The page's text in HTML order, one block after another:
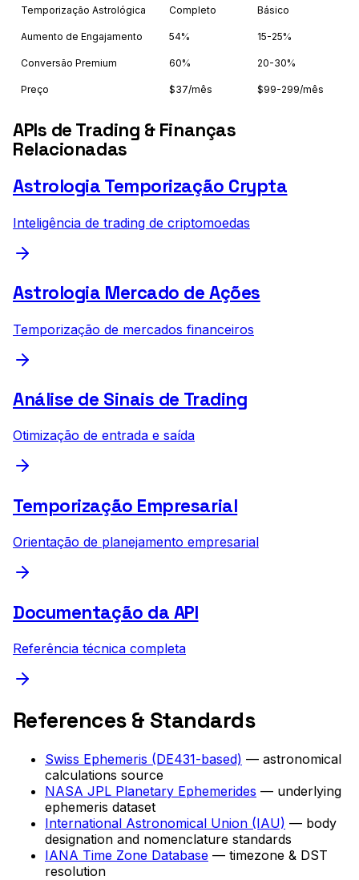
Temporização Astrológica Completo Básico
Aumento de Engajamento 54% 15-25%
Conversão Premium 60% 20-30%
Preço $37/mês $99-299/mês
APIs de Trading & Finanças
Relacionadas
Astrologia Temporização Crypta
Inteligência de trading de criptomoedas
Astrologia Mercado de Ações
Temporização de mercados financeiros
Análise de Sinais de Trading
Otimização de entrada e saída
Temporização Empresarial
Orientação de planejamento empresarial
Documentação da API
Referência técnica completa
References & Standards
Swiss Ephemeris (DE431-based) — astronomical
calculations source
NASA JPL Planetary Ephemerides — underlying
ephemeris dataset
International Astronomical Union (IAU) — body
designation and nomenclature standards
IANA Time Zone Database — timezone & DST
resolution